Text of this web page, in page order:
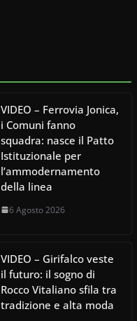
VIDEO – Ferrovia Jonica,
i Comuni fanno
squadra: nasce il Patto
Istituzionale per
l’ammodernamento
della linea
6 Agosto 2026
VIDEO – Girifalco veste
il futuro: il sogno di
Rocco Vitaliano sfila tra
tradizione e alta moda